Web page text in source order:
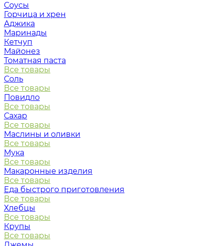
Соусы
Горчица и хрен
Аджика
Маринады
Кетчуп
Майонез
Томатная паста
Все товары
Соль
Все товары
Повидло
Все товары
Сахар
Все товары
Маслины и оливки
Все товары
Мука
Все товары
Макаронные изделия
Все товары
Еда быстрого приготовления
Все товары
Хлебцы
Все товары
Крупы
Все товары